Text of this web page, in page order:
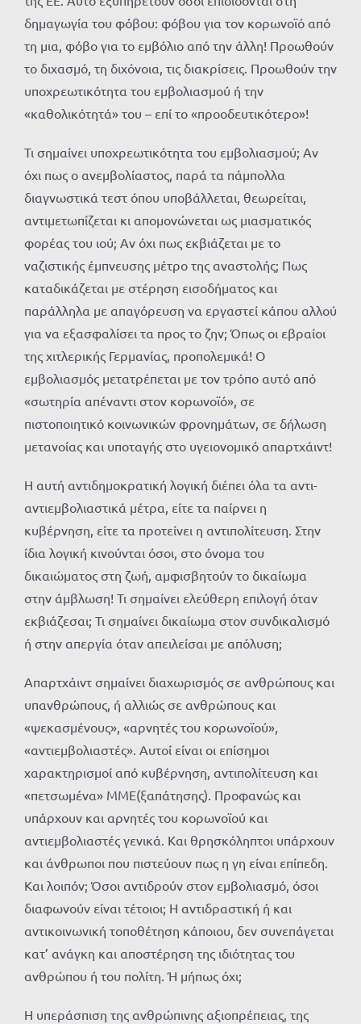
δημαγωγία του φόβου: φόβου για τον κορωνοϊό από
τη μια, φόβο για το εμβόλιο από την άλλη! Προωθούν
το διχασμό, τη διχόνοια, τις διακρίσεις. Προωθούν την
υποχρεωτικότητα του εμβολιασμού ή την
«καθολικότητά» του – επί το «προοδευτικότερο»!
Τι σημαίνει υποχρεωτικότητα του εμβολιασμού; Αν
όχι πως ο ανεμβολίαστος, παρά τα πάμπολλα
διαγνωστικά τεστ όπου υποβάλλεται, θεωρείται,
αντιμετωπίζεται κι απομονώνεται ως μιασματικός
φορέας του ιού; Αν όχι πως εκβιάζεται με το
ναζιστικής έμπνευσης μέτρο της αναστολής; Πως
καταδικάζεται με στέρηση εισοδήματος και
παράλληλα με απαγόρευση να εργαστεί κάπου αλλού
για να εξασφαλίσει τα προς το ζην; Όπως οι εβραίοι
της χιτλερικής Γερμανίας, προπολεμικά! Ο
εμβολιασμός μετατρέπεται με τον τρόπο αυτό από
«σωτηρία απέναντι στον κορωνοϊό», σε
πιστοποιητικό κοινωνικών φρονημάτων, σε δήλωση
μετανοίας και υποταγής στο υγειονομικό απαρτχάιντ!
Η αυτή αντιδημοκρατική λογική διέπει όλα τα αντι-
αντιεμβολιαστικά μέτρα, είτε τα παίρνει η
κυβέρνηση, είτε τα προτείνει η αντιπολίτευση. Στην
ίδια λογική κινούνται όσοι, στο όνομα του
δικαιώματος στη ζωή, αμφισβητούν το δικαίωμα
στην άμβλωση! Τι σημαίνει ελεύθερη επιλογή όταν
εκβιάζεσαι; Τι σημαίνει δικαίωμα στον συνδικαλισμό
ή στην απεργία όταν απειλείσαι με απόλυση;
Απαρτχάιντ σημαίνει διαχωρισμός σε ανθρώπους και
υπανθρώπους, ή αλλιώς σε ανθρώπους και
«ψεκασμένους», «αρνητές του κορωνοϊού»,
«αντιεμβολιαστές». Αυτοί είναι οι επίσημοι
χαρακτηρισμοί από κυβέρνηση, αντιπολίτευση και
«πετσωμένα» ΜΜΕ(ξαπάτησης). Προφανώς και
υπάρχουν και αρνητές του κορωνοϊού και
αντιεμβολιαστές γενικά. Και θρησκόληπτοι υπάρχουν
και άνθρωποι που πιστεύουν πως η γη είναι επίπεδη.
Και λοιπόν; Όσοι αντιδρούν στον εμβολιασμό, όσοι
διαφωνούν είναι τέτοιοι; Η αντιδραστική ή και
αντικοινωνική τοποθέτηση κάποιου, δεν συνεπάγεται
κατ’ ανάγκη και αποστέρηση της ιδιότητας του
ανθρώπου ή του πολίτη. Ή μήπως όχι;
Η υπεράσπιση της ανθρώπινης αξιοπρέπειας, της